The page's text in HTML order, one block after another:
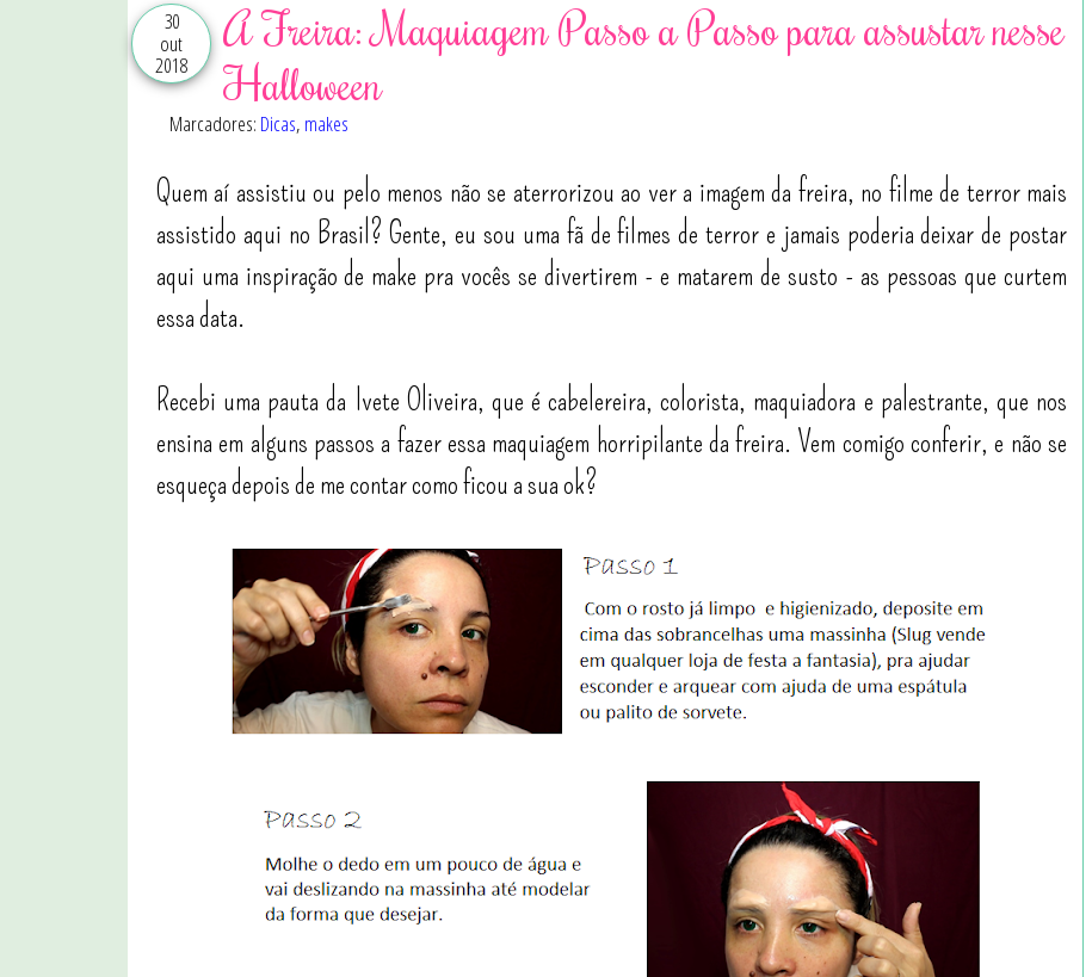
30
out
2018
A Freira: Maquiagem Passo a Passo para assustar nesse
Halloween
Marcadores: Dicas, makes
Quem aí assistiu ou pelo menos não se aterrorizou ao ver a imagem da freira, no filme de terror mais
assistido aqui no Brasil? Gente, eu sou uma fã de filmes de terror e jamais poderia deixar de postar
aqui uma inspiração de make pra vocês se divertirem - e matarem de susto - as pessoas que curtem
essa data.
Recebi uma pauta da Ivete Oliveira, que é cabelereira, colorista, maquiadora e palestrante, que nos
ensina em alguns passos a fazer essa maquiagem horripilante da freira. Vem comigo conferir, e não se
esqueça depois de me contar como ficou a sua ok?